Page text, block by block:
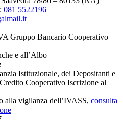
081 5522196
Gruppo Bancario Cooperativo
e all’Albo
Istituzionale, dei Depositanti e
Cooperativo Iscrizione al
alla vigilanza dell’IVASS, consulta